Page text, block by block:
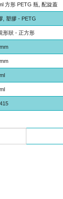
方形 PETG 瓶, 配旋蓋
, 塑膠 - PETG
形狀 - 正方形